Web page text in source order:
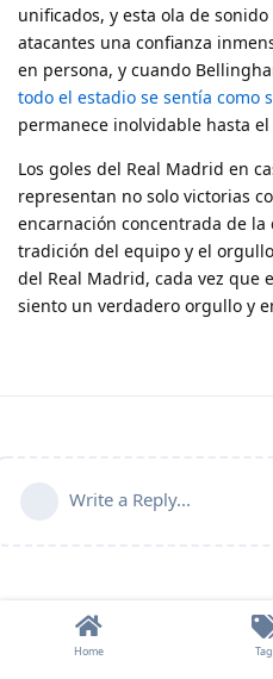
unificados, y esta ola de
atacantes una confianza
en persona, y cuando
todo el estadio se sentía como
permanece inolvidable hasta el
Los goles del Real Madrid en
representan no solo victorias
encarnación concentrada de
tradición del equipo y el
del Real Madrid, cada vez que
siento un verdadero orgullo y
Write a Reply...
Home